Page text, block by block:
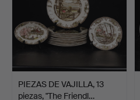
PIEZAS DE VAJILLA, 13
piezas, "The Friendl…